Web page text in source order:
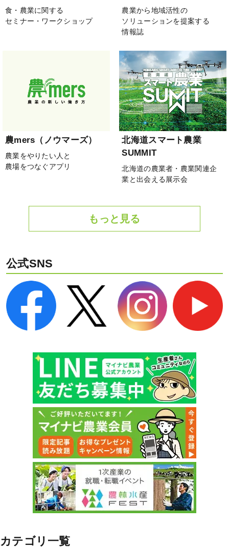
食・農業に関する
セミナー・ワークショップ
農業から地域活性の
ソリューションを提案する
情報誌
農mers（ノウマーズ）
農業をやりたい人と
農場をつなぐアプリ
北海道スマート農業
SUMMIT
北海道の農業者・農業関連企
業と出会える展示会
もっと見る
公式SNS
カテゴリ一覧